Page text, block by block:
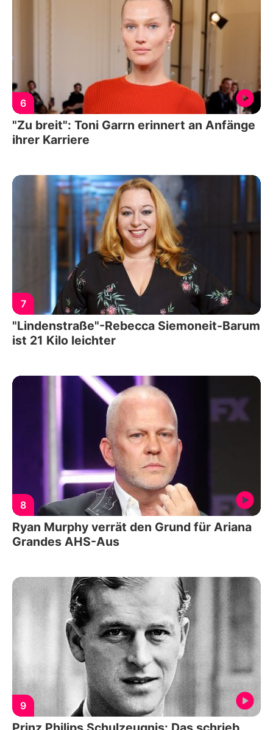
6
"Zu breit": Toni Garrn erinnert an Anfänge
ihrer Karriere
7
"Lindenstraße"-Rebecca Siemoneit-Barum
ist 21 Kilo leichter
8
Ryan Murphy verrät den Grund für Ariana
Grandes AHS-Aus
9